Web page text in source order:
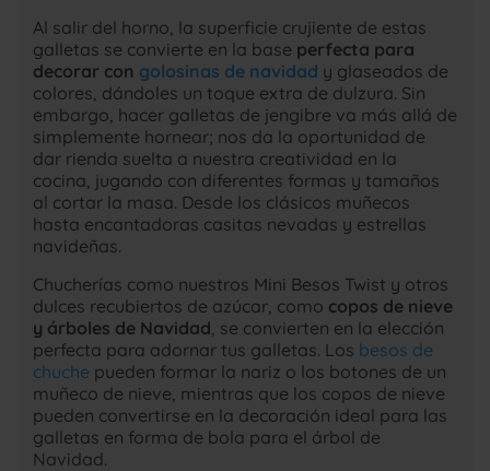
Al salir del horno, la superficie crujiente de estas
galletas se convierte en la base perfecta para
decorar con golosinas de navidad y glaseados de
colores, dándoles un toque extra de dulzura. Sin
embargo, hacer galletas de jengibre va más allá de
simplemente hornear; nos da la oportunidad de
dar rienda suelta a nuestra creatividad en la
cocina, jugando con diferentes formas y tamaños
al cortar la masa. Desde los clásicos muñecos
hasta encantadoras casitas nevadas y estrellas
navideñas.
Chucherías como nuestros Mini Besos Twist y otros
dulces recubiertos de azúcar, como copos de nieve
y árboles de Navidad , se convierten en la elección
perfecta para adornar tus galletas. Los besos de
chuche pueden formar la nariz o los botones de un
muñeco de nieve, mientras que los copos de nieve
pueden convertirse en la decoración ideal para las
galletas en forma de bola para el árbol de
Navidad.